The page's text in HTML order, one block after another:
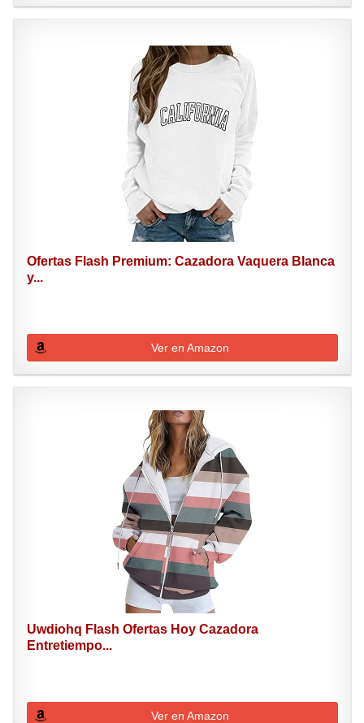
Ofertas Flash Premium: Cazadora Vaquera Blanca
y...
Ver en Amazon
Uwdiohq Flash Ofertas Hoy Cazadora
Entretiempo...
Ver en Amazon